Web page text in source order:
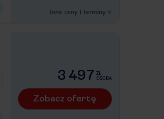
Inne ceny i terminy »
3 497 ZŁ
OSOBA
Zobacz ofertę